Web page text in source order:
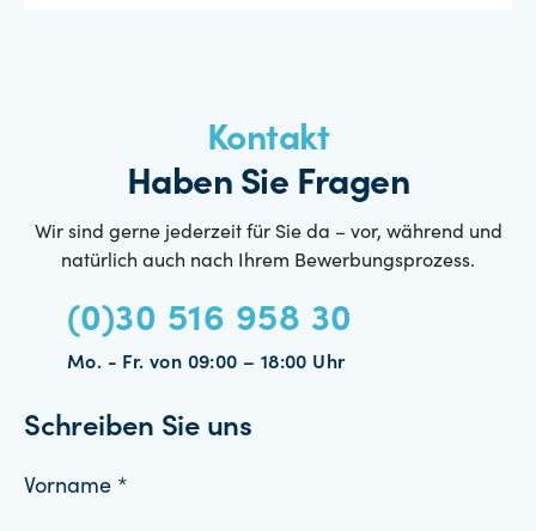
Kontakt
Haben Sie Fragen
Wir sind gerne jederzeit für Sie da – vor, während und
natürlich auch nach Ihrem Bewerbungsprozess.
(0)30 516 958 30
Mo. - Fr. von 09:00 – 18:00 Uhr
Schreiben Sie uns
Vorname *